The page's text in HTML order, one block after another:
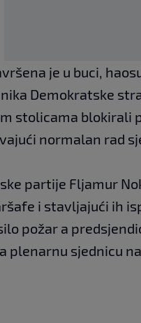
je u buci,
Demokratske
stolicama blokirali
normalan rad
partije Fljamur
i stavljajući ih
požar a
plenarnu sjednicu